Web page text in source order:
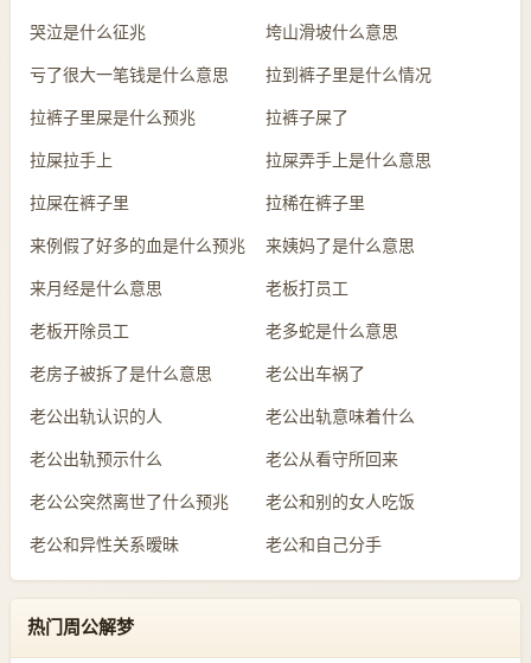
哭泣是什么征兆 垮山滑坡什么意思
亏了很大一笔钱是什么意思 拉到裤子里是什么情况
拉裤子里屎是什么预兆 拉裤子屎了
拉屎拉手上 拉屎弄手上是什么意思
拉屎在裤子里 拉稀在裤子里
来例假了好多的血是什么预兆 来姨妈了是什么意思
来月经是什么意思 老板打员工
老板开除员工 老多蛇是什么意思
老房子被拆了是什么意思 老公出车祸了
老公出轨认识的人 老公出轨意味着什么
老公出轨预示什么 老公从看守所回来
老公公突然离世了什么预兆 老公和别的女人吃饭
老公和异性关系暧昧 老公和自己分手
热门周公解梦